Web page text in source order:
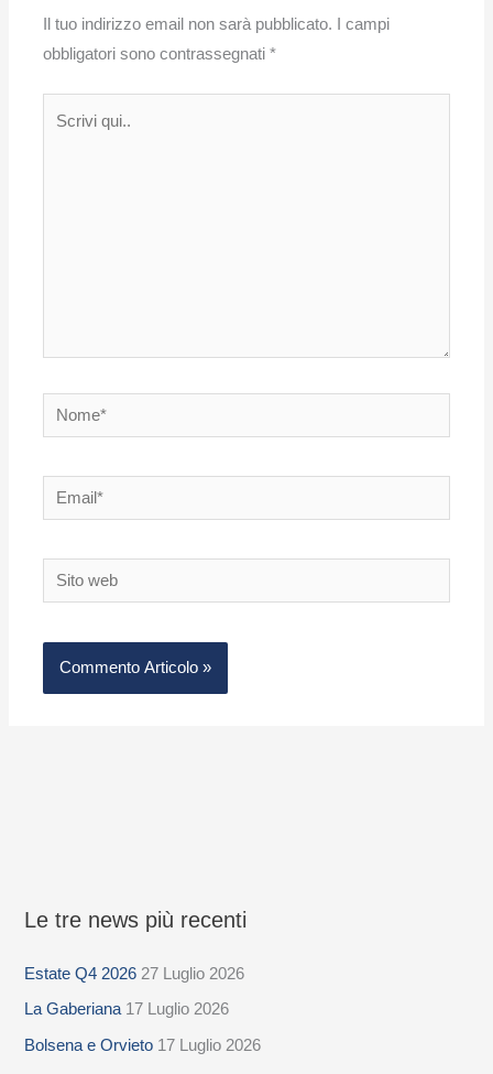
Il tuo indirizzo email non sarà pubblicato.
I campi
obbligatori sono contrassegnati*
Nome*
Email*
Sito
web
Le tre news più recenti
Estate Q4 2026 27 Luglio 2026
La Gaberiana 17 Luglio 2026
Bolsena e Orvieto 17 Luglio 2026
S
l
e
z